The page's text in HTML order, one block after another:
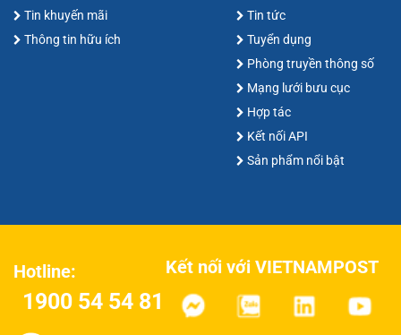
Tin khuyến mãi
Thông tin hữu ích
Tin tức
Tuyển dụng
Phòng truyền thông số
Mạng lưới bưu cục
Hợp tác
Kết nối API
Sản phẩm nổi bật
Hotline:
1900 54 54 81
Kết nối với VIETNAMPOST